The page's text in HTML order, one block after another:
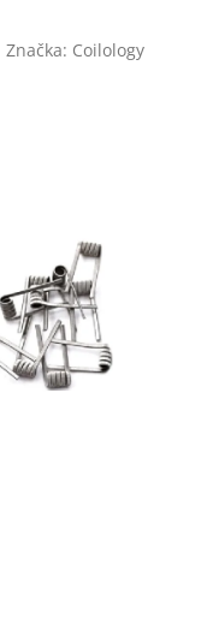
Značka: Coilology